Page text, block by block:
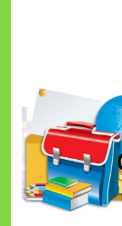
Сайт